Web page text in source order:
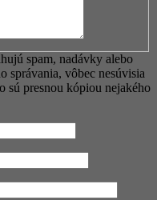
spam, nadávky alebo
správania, vôbec nesúvisia
sú presnou kópiou nejakého